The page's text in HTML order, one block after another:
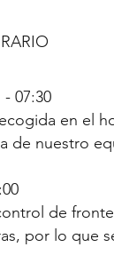
07:30
en el
de nuestro
de
por lo que